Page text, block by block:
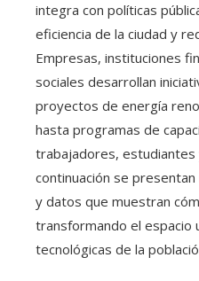
integra con políticas
eficiencia de la ciudad y
Empresas, instituciones
sociales desarrollan
proyectos de energía
hasta programas de
trabajadores, estudiantes
continuación se
y datos que muestran
transformando el espacio
tecnológicas de la